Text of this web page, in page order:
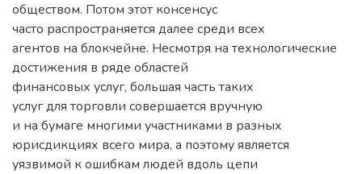
обществом. Потом этот консенсус
часто распространяется далее среди всех
агентов на блокчейне. Несмотря на технологические
достижения в ряде областей
финансовых услуг, большая часть таких
услуг для торговли совершается вручную
и на бумаге многими участниками в разных
юрисдикциях всего мира, а поэтому является
уязвимой к ошибкам людей вдоль цепи